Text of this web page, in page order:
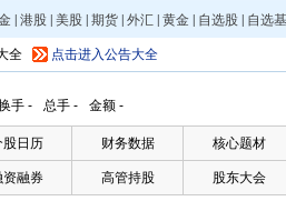
港股 美股 期货 外汇 黄金 自选股 自选
全 点击进入公告大全
手 - 总手 - 金额 -
股日历 财务数据 核心题材
资融券 高管持股 股东大会